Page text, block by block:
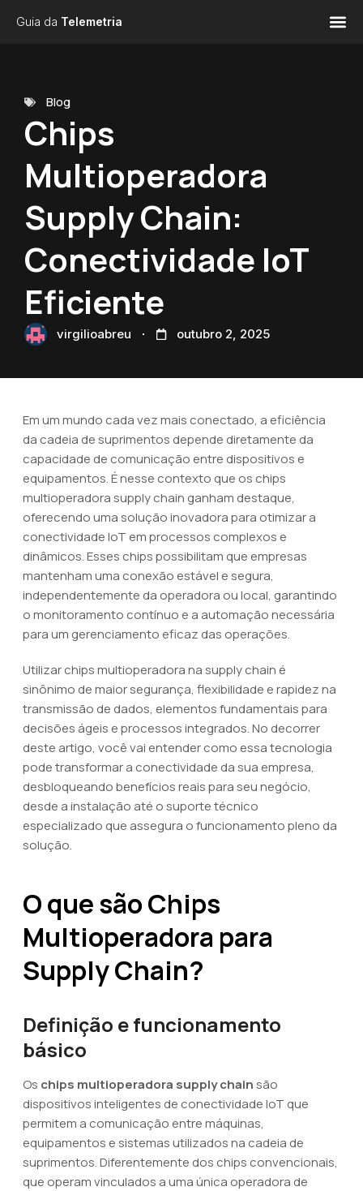
Guia da Telemetria
Blog
Chips
Multioperadora
Supply Chain:
Conectividade IoT
Eficiente
virgilioabreu outubro 2, 2025
Em um mundo cada vez mais conectado, a eficiência
da cadeia de suprimentos depende diretamente da
capacidade de comunicação entre dispositivos e
equipamentos. É nesse contexto que os chips
multioperadora supply chain ganham destaque,
oferecendo uma solução inovadora para otimizar a
conectividade IoT em processos complexos e
dinâmicos. Esses chips possibilitam que empresas
mantenham uma conexão estável e segura,
independentemente da operadora ou local, garantindo
o monitoramento contínuo e a automação necessária
para um gerenciamento eficaz das operações.
Utilizar chips multioperadora na supply chain é
sinônimo de maior segurança, flexibilidade e rapidez na
transmissão de dados, elementos fundamentais para
decisões ágeis e processos integrados. No decorrer
deste artigo, você vai entender como essa tecnologia
pode transformar a conectividade da sua empresa,
desbloqueando benefícios reais para seu negócio,
desde a instalação até o suporte técnico
especializado que assegura o funcionamento pleno da
solução.
O que são Chips
Multioperadora para
Supply Chain?
Definição e funcionamento
básico
Os chips multioperadora supply chain são
dispositivos inteligentes de conectividade IoT que
permitem a comunicação entre máquinas,
equipamentos e sistemas utilizados na cadeia de
suprimentos. Diferentemente dos chips convencionais,
que operam vinculados a uma única operadora de